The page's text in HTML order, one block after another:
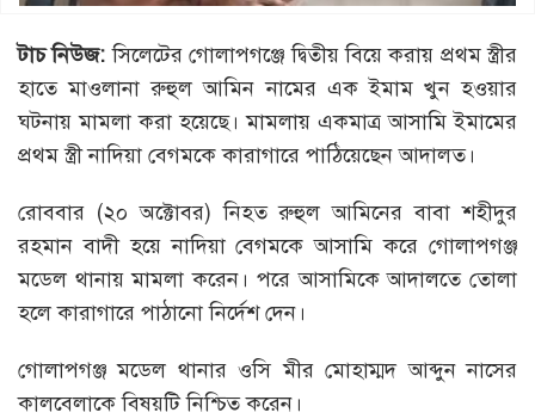
টাচ নিউজ: সিলেটের গোলাপগঞ্জে দ্বিতীয় বিয়ে করায় প্রথম স্ত্রীর
হাতে মাওলানা রুহুল আমিন নামের এক ইমাম খুন হওয়ার
ঘটনায় মামলা করা হয়েছে। মামলায় একমাত্র আসামি ইমামের
প্রথম স্ত্রী নাদিয়া বেগমকে কারাগারে পাঠিয়েছেন আদালত।
রোববার (২০ অক্টোবর) নিহত রুহুল আমিনের বাবা শহীদুর
রহমান বাদী হয়ে নাদিয়া বেগমকে আসামি করে গোলাপগঞ্জ
মডেল থানায় মামলা করেন। পরে আসামিকে আদালতে তোলা
হলে কারাগারে পাঠানো নির্দেশ দেন।
গোলাপগঞ্জ মডেল থানার ওসি মীর মোহাম্মদ আব্দুন নাসের
কালবেলাকে বিষয়টি নিশ্চিত করেন।